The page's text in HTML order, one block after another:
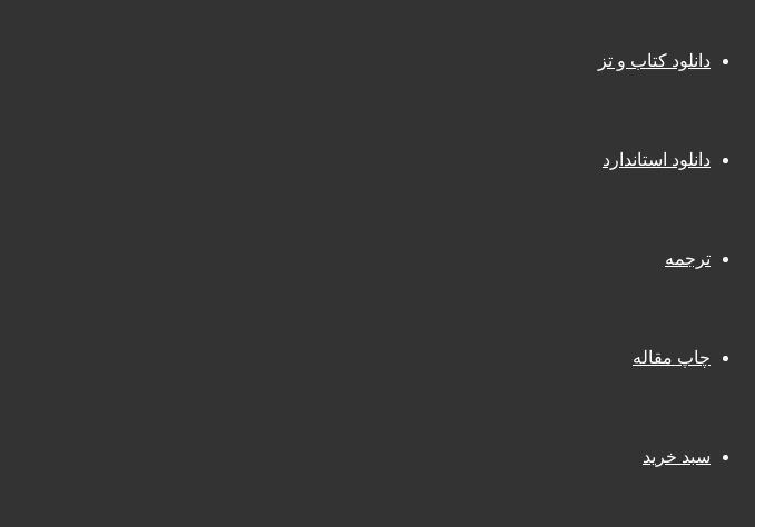
دانلود کتاب و تز
دانلود استاندارد
ترجمه
چاپ مقاله
سبد خرید